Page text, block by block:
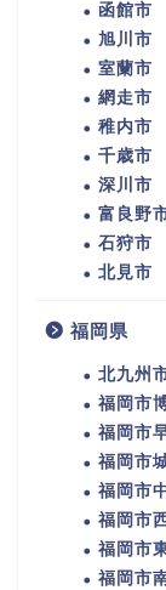
函館市
旭川市
室蘭市
網走市
稚内市
千歳市
深川市
富良野
石狩市
北見市
福岡県
北九州
福岡市
福岡市
福岡市
福岡市
福岡市
福岡市
福岡市